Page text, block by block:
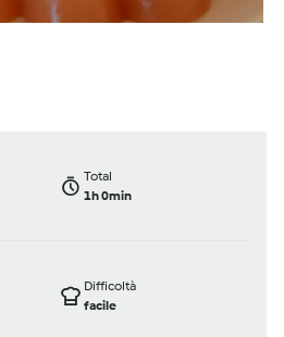
Total
1h 0min
Difficoltà
facile